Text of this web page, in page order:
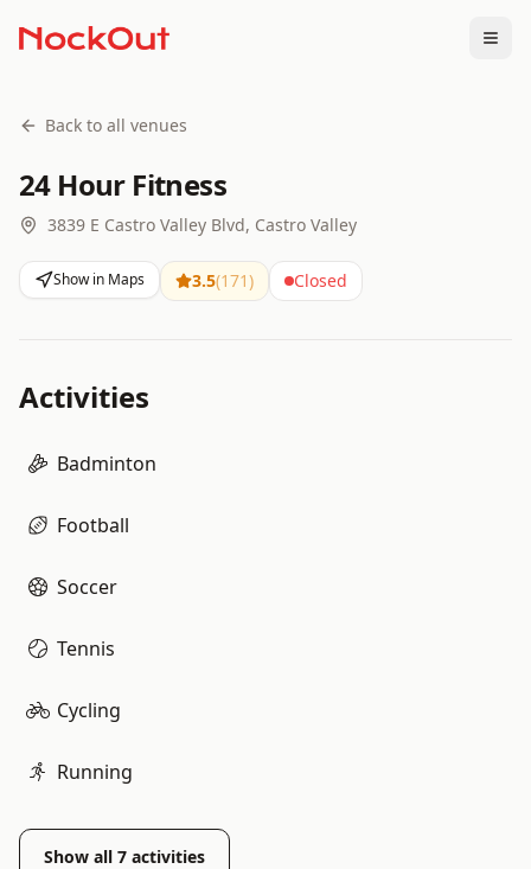
Back to all venues
24 Hour Fitness
3839 E Castro Valley Blvd, Castro Valley
Show in Maps 3.5(171) Closed
Activities
Badminton
Football
Soccer
Tennis
Cycling
Running
Show all 7 activities